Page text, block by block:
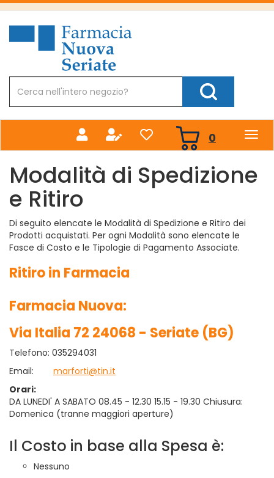
Passa
principale
Farmacia
Nuova
Prodotto
Cerca Prodotto
0 prodotti
inseriti
Modalità di Spedizione
e Ritiro
Di seguito elencate le Modalità di Spedizione e Ritiro dei
Prodotti acquistati. Per ogni Modalità sono elencate le
Fasce di Costo e le Tipologie di Pagamento Associate.
Ritiro in Farmacia
Farmacia Nuova:
Via Italia 72 24068 - Seriate (BG)
Telefono: 035294031
Email:
marforti@tin.it
Orari:
DA LUNEDI' A SABATO 08.45 - 12.30 15.15 - 19.30 Chiusura:
Domenica (tranne maggiori aperture)
Il Costo in base alla Spesa è:
Nessuno